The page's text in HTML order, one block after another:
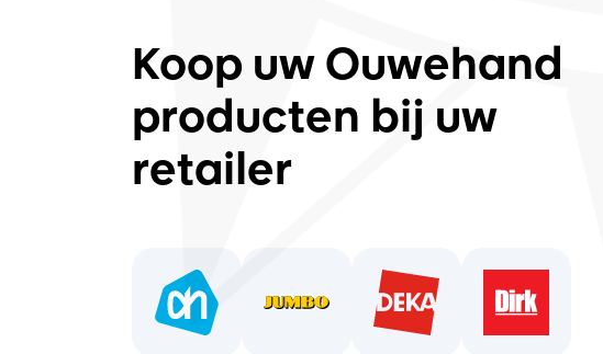
Koop uw Ouwehand
producten bij uw
retailer